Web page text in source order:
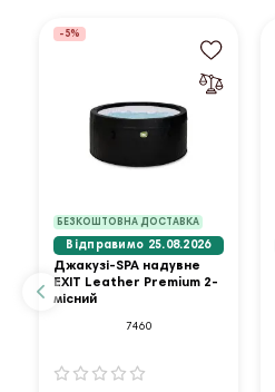
БЕЗКОШТОВНА ДОСТАВКА
-5%
Відправимо 25.08.2026
Джакузі-SPA надувне
EXIT Leather Premium 2-
місний
7460